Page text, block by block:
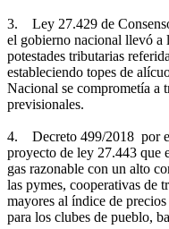
3. Ley 27.429 de
el gobierno nacional llevó a
potestades tributarias
estableciendo topes de
Nacional se comprometía a
previsionales.
4. Decreto 499/2018 por
proyecto de ley 27.443 que
gas razonable con un alto
las pymes, cooperativas de
mayores al índice de
para los clubes de pueblo,